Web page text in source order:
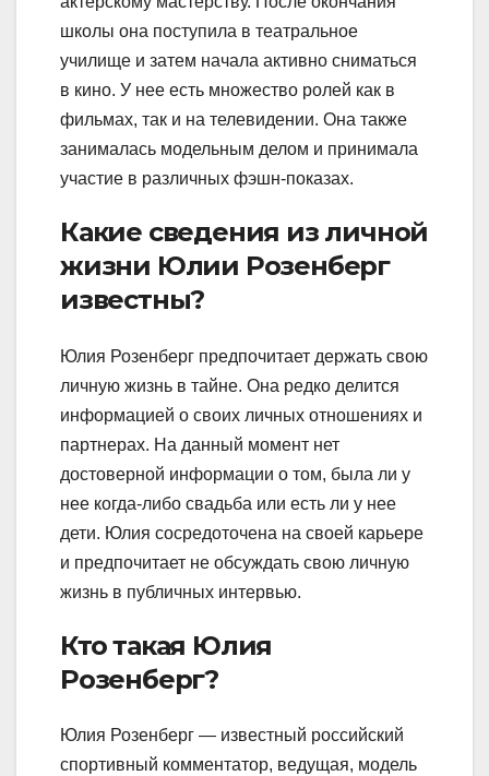
школы она поступила в театральное
училище и затем начала активно сниматься
в кино. У нее есть множество ролей как в
фильмах, так и на телевидении. Она также
занималась модельным делом и принимала
участие в различных фэшн-показах.
Какие сведения из личной
жизни Юлии Розенберг
известны?
Юлия Розенберг предпочитает держать свою
личную жизнь в тайне. Она редко делится
информацией о своих личных отношениях и
партнерах. На данный момент нет
достоверной информации о том, была ли у
нее когда-либо свадьба или есть ли у нее
дети. Юлия сосредоточена на своей карьере
и предпочитает не обсуждать свою личную
жизнь в публичных интервью.
Кто такая Юлия
Розенберг?
Юлия Розенберг — известный российский
спортивный комментатор, ведущая, модель